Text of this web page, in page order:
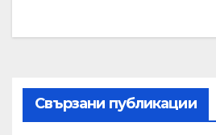
Свързани публикации